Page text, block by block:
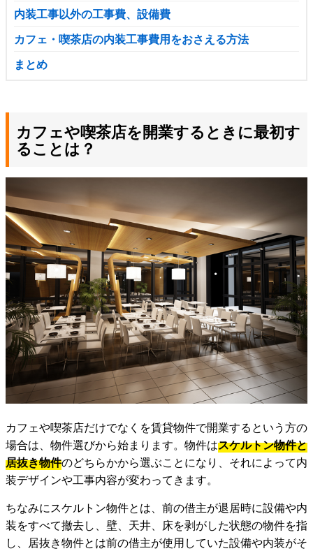
内装工事以外の工事費、設備費
カフェ・喫茶店の内装工事費用をおさえる方法
まとめ
カフェや喫茶店を開業するときに最初す
ることは？
カフェや喫茶店だけでなくを賃貸物件で開業するという方の
場合は、物件選びから始まります。物件はスケルトン物件と
居抜き物件のどちらかから選ぶことになり、それによって内
装デザインや工事内容が変わってきます。
ちなみにスケルトン物件とは、前の借主が退居時に設備や内
装をすべて撤去し、壁、天井、床を剥がした状態の物件を指
し、居抜き物件とは前の借主が使用していた設備や内装がそ